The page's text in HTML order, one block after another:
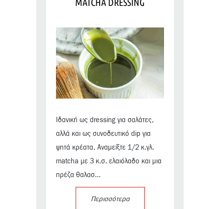
Ιδανική ως dressing για σαλάτες,
αλλά και ως συνοδευτικό dip για
ψητά κρέατα. Αναμείξτε 1/2 κ.γλ.
matcha με 3 κ.σ. ελαιόλαδο και μια
πρέζα θαλασ...
Περισσότερα